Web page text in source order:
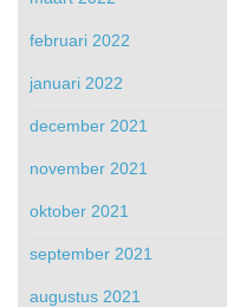
februari 2022
januari 2022
december 2021
november 2021
oktober 2021
september 2021
augustus 2021